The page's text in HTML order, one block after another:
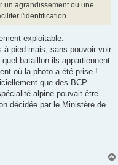
un agrandissement ou une
l'identification.
exploitable.
à pied mais, sans pouvoir voir
bataillon ils appartiennent
où la photo a été prise !
que des BCP
alpine pouvait être
décidée par le Ministère de